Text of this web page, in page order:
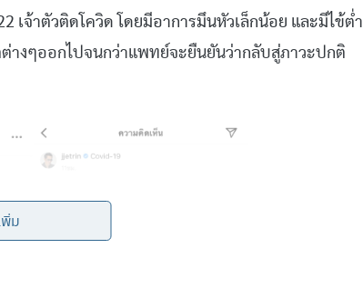
เจ้าตัวติดโควิด โดยมีอาการมึนหัวเล็กน้อย และมีไข้ต่ำ
างๆออกไปจนกว่าแพทย์จะยืนยันว่ากลับสู่ภาวะปกติ
ม